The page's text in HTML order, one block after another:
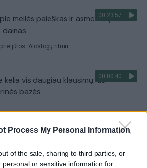
Process My Personal Information
of the sale, sharing to third parties, or
personal or sensitive information for
00:23:57
meilės paieškas ir asmeninių
prie jūros. Atostogų ritmu
00:00:40
kelia vis daugiau klausimų: du
bazės